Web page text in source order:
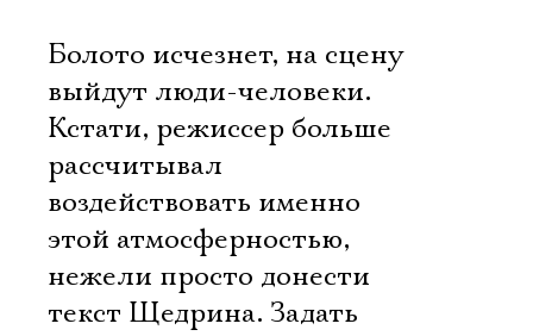
Болото исчезнет, на сцену
выйдут люди-человеки.
Кстати, режиссер больше
рассчитывал
воздействовать именно
этой атмосферностью,
нежели просто донести
текст Щедрина. Задать